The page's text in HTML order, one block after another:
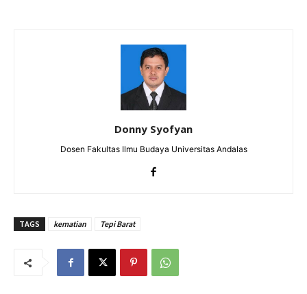
Donny Syofyan
Dosen Fakultas Ilmu Budaya Universitas Andalas
TAGS kematian Tepi Barat